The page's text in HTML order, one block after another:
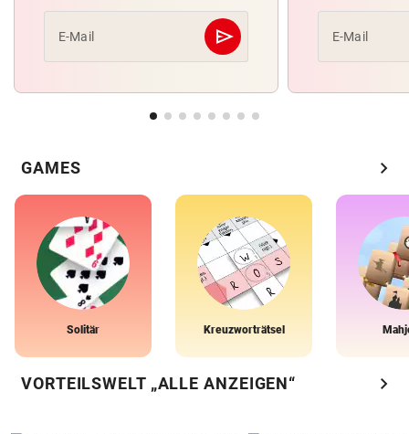
E-Mail send
Abschicken E-Mail
GAMES chevron_right
Solitär Kreuzworträtsel
VORTEILSWELT „ALLE ANZEIGEN“ chevron_right